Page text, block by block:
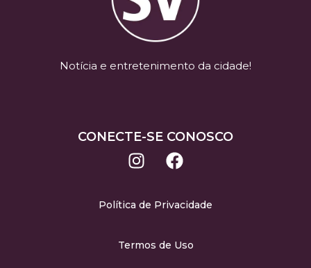
Notícia e entretenimento da cidade!
CONECTE-SE CONOSCO
Política de Privacidade
Termos de Uso